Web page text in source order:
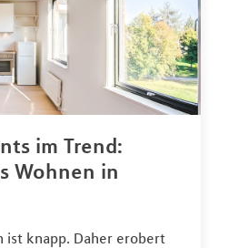
im Trend:
Wohnen in
ist knapp. Daher erobert